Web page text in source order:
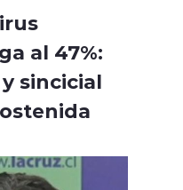
al 47%:
sincicial